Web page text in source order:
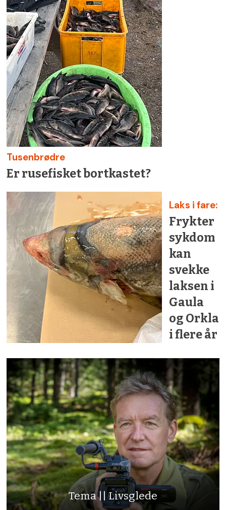
Tusenbrødre
Er rusefisket bortkastet?
Laks i fare:
Frykter
sykdom
kan
svekke
laksen i
Gaula
og Orkla
i flere år
Tema || Livsglede